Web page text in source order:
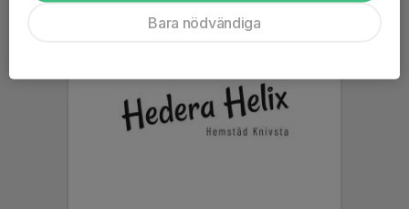
Bara nödvändiga